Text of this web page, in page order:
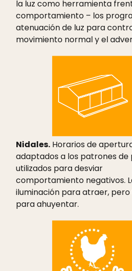
la luz como herramienta
comportamiento – los
atenuación de luz para
movimiento normal y el
Nidales. Horarios de
adaptados a los patrones de
utilizados para desviar
comportamiento negativos.
iluminación para atraer,
para ahuyentar.